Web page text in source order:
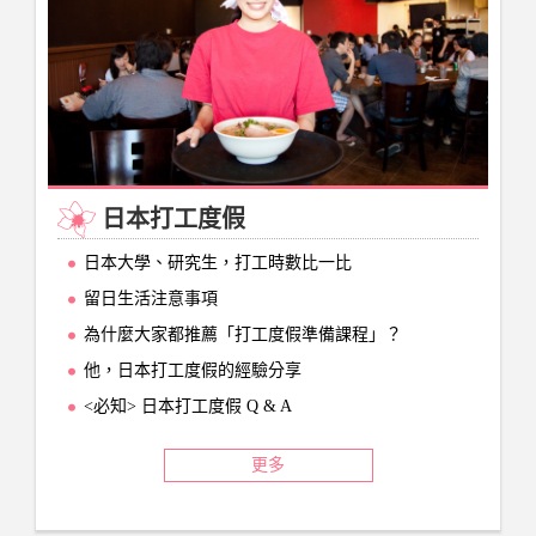
日本打工度假
日本大學、研究生，打工時數比一比
留日生活注意事項
為什麼大家都推薦「打工度假準備課程」？
他，日本打工度假的經驗分享
<必知> 日本打工度假 Q & A
更多